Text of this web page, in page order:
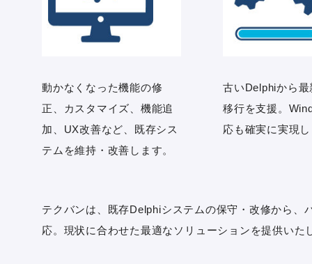
動かなくなった機能の修
正、カスタマイズ、機能追
加、UX改善など、既存シス
テムを維持・改善します。
古いDelphiから
移行を支援。
応も確実に実現
テクバンは、既存Delphiシステムの保守・改修から
応。現状に合わせた最適なソリューションを提供いた